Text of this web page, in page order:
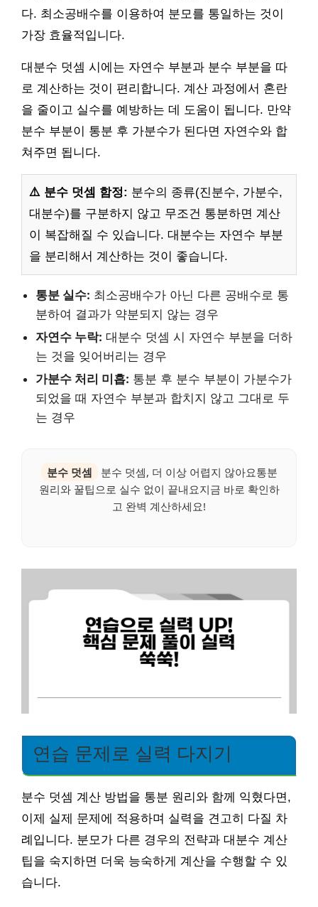
다. 최소공배수를 이용하여 분모를 통일하는 것이
가장 효율적입니다.
대분수 덧셈 시에는 자연수 부분과 분수 부분을 따
로 계산하는 것이 편리합니다. 계산 과정에서 혼란
을 줄이고 실수를 예방하는 데 도움이 됩니다. 만약
분수 부분이 통분 후 가분수가 된다면 자연수와 합
쳐주면 됩니다.
⚠️ 분수 덧셈 함정: 분수의 종류(진분수, 가분수,
대분수)를 구분하지 않고 무조건 통분하면 계산
이 복잡해질 수 있습니다. 대분수는 자연수 부분
을 분리해서 계산하는 것이 좋습니다.
통분 실수: 최소공배수가 아닌 다른 공배수로 통
분하여 결과가 약분되지 않는 경우
자연수 누락: 대분수 덧셈 시 자연수 부분을 더하
는 것을 잊어버리는 경우
가분수 처리 미흡: 통분 후 분수 부분이 가분수가
되었을 때 자연수 부분과 합치지 않고 그대로 두
는 경우
분수 덧셈
분수 덧셈, 더 이상 어렵지 않아요통분
원리와 꿀팁으로 실수 없이 끝내요지금 바로 확인하
고 완벽 계산하세요!
연습 문제로 실력 다지기
분수 덧셈 계산 방법을 통분 원리와 함께 익혔다면,
이제 실제 문제에 적용하며 실력을 견고히 다질 차
례입니다. 분모가 다른 경우의 전략과 대분수 계산
팁을 숙지하면 더욱 능숙하게 계산을 수행할 수 있
습니다.